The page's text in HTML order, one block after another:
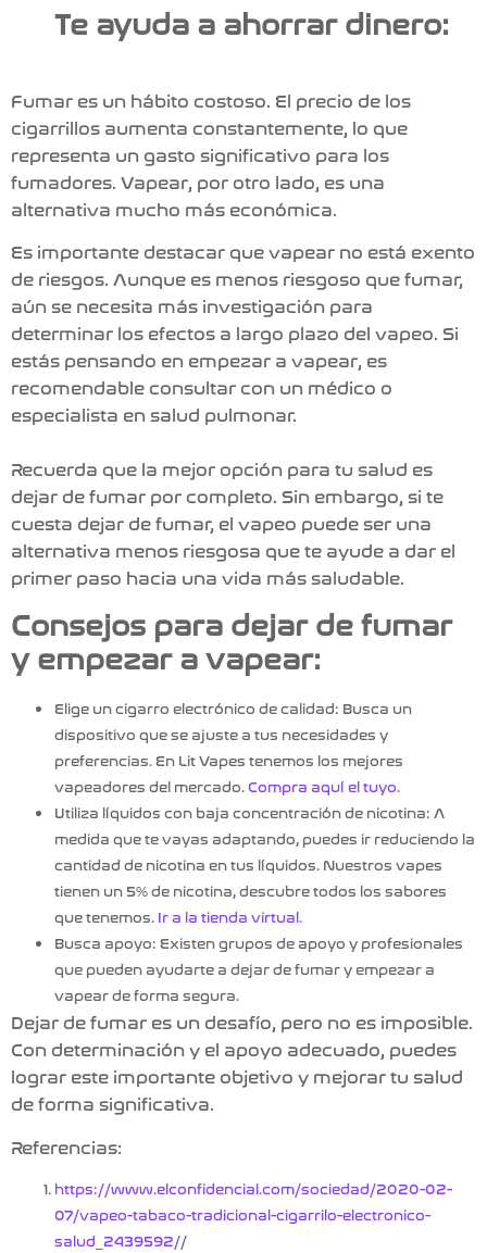
Te ayuda a ahorrar dinero:
Fumar es un hábito costoso. El precio de los
cigarrillos aumenta constantemente, lo que
representa un gasto significativo para los
fumadores. Vapear , por otro lado, es una
alternativa mucho más económica.
Es importante destacar que vapear no está exento
de riesgos. Aunque es menos riesgoso que fumar,
aún se necesita más investigación para
determinar los efectos a largo plazo del vapeo. Si
estás pensando en empezar a vapear, es
recomendable consultar con un médico o
especialista en salud pulmonar.
Recuerda que la mejor opción para tu salud es
dejar de fumar por completo. Sin embargo, si te
cuesta dejar de fumar, el vapeo puede ser una
alternativa menos riesgosa que te ayude a dar el
primer paso hacia una vida más saludable.
Consejos para dejar de fumar
y empezar a vapear:
Elige un cigarro electrónico de calidad: Busca un
dispositivo que se ajuste a tus necesidades y
preferencias. En Lit Vapes tenemos los mejores
vapeadores del mercado.Compra aquí el tuyo.
Utiliza líquidos con baja concentración de nicotina: A
medida que te vayas adaptando, puedes ir reduciendo la
cantidad de nicotina en tus líquidos. Nuestros vapes
tienen un 5% de nicotina, descubre todos los sabores
que tenemos. Ir a la tienda virtual.
Busca apoyo: Existen grupos de apoyo y profesionales
que pueden ayudarte a dejar de fumar y empezar a
vapearde forma segura.
Dejar de fumar es un desafío, pero no es imposible.
Con determinación y el apoyo adecuado, puedes
lograr este importante objetivo y mejorar tu salud
de forma significativa.
Referencias:
https://www.elconfidencial.com/sociedad/2020-02-
07/vapeo-tabaco-tradicional-cigarrilo-electronico-
salud_2439592//